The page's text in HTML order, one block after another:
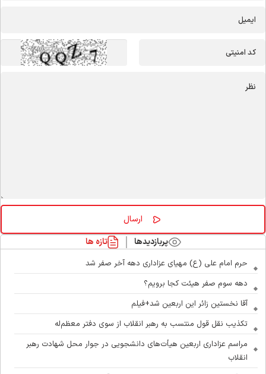
پربازدیدها تازه ها
حرم امام علی (ع) مهیای عزاداری دهه آخر صفر شد
دهه سوم صفر هیئت کجا برویم؟
آقا نخستین زائر این اربعین شد+فیلم
تکذیب نقل قول منتسب به رهبر انقلاب از سوی دفتر معظم‌له
مراسم عزاداری اربعین هیأت‌های دانشجویی در جوار محل شهادت رهبر
انقلاب